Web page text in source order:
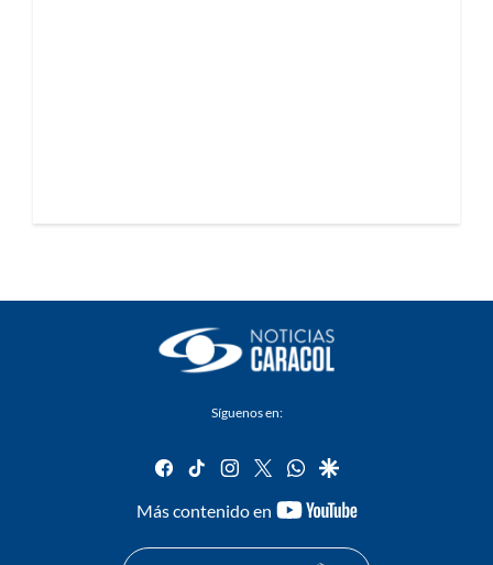
Síguenos en:
facebook
tiktok instagram
twitterwhatsapp
google
Más contenido en
youtube-